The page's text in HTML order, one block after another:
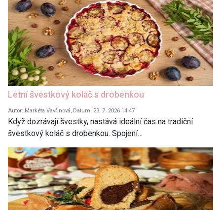
Letní švestkový koláč s drobenkou
Autor: Markéta Vavřinová, Datum: 23. 7. 2026 14:47
Když dozrávají švestky, nastává ideální čas na tradiční
švestkový koláč s drobenkou. Spojení…